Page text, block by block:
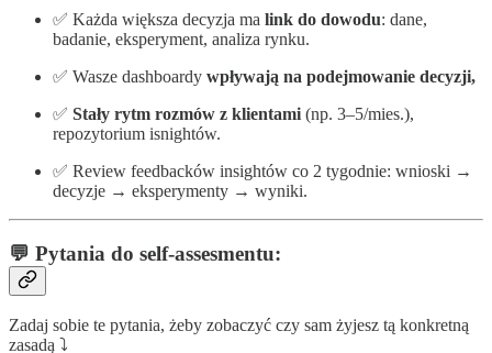
✅ Każda większa decyzja ma link do dowodu: dane,
badanie, eksperyment, analiza rynku.
✅ Wasze dashboardy wpływają na podejmowanie decyzji,
✅ Stały rytm rozmów z klientami (np. 3–5/mies.),
repozytorium isnightów.
✅ Review feedbacków insightów co 2 tygodnie: wnioski →
decyzje → eksperymenty → wyniki.
💬 Pytania do self-assesmentu:
Zadaj sobie te pytania, żeby zobaczyć czy sam żyjesz tą konkretną
zasadą ⤵️